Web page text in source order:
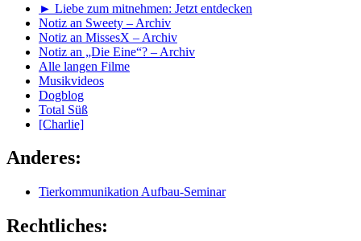
► Liebe zum mitnehmen: Jetzt entdecken
Notiz an Sweety – Archiv
Notiz an MissesX – Archiv
Notiz an „Die Eine“? – Archiv
Alle langen Filme
Musikvideos
Dogblog
Total Süß
[Charlie]
Anderes:
Tierkommunikation Aufbau-Seminar
Rechtliches: